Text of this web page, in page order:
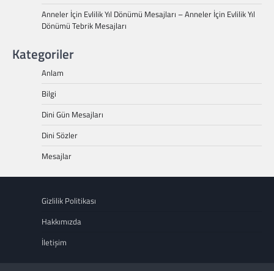
Anneler İçin Evlilik Yıl Dönümü Mesajları – Anneler İçin Evlilik Yıl
Dönümü Tebrik Mesajları
Kategoriler
Anlam
Bilgi
Dini Gün Mesajları
Dini Sözler
Mesajlar
Gizlilik Politikası
Hakkımızda
İletişim